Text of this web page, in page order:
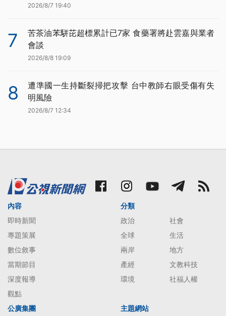
2026/8/7 19:40
7
苦茶油苯駢芘超標累計已7家 食藥署將赴雲嘉與業者
會談
2026/8/8 19:09
8
遭準國一生持斷裂掃把攻擊 台中教師右眼受傷有失
明風險
2026/8/7 12:34
內容
即時新聞
專題策展
數位敘事
當期節目
深度報導
觀點
分類
政治
社會
全球
生活
兩岸
地方
產經
文教科技
環境
社福人權
公廣集團 主題網站